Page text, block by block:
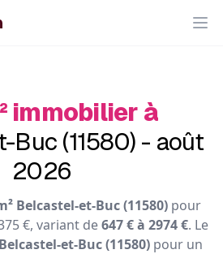
immobilier à
Buc (11580) - août
2026
Belcastel-et-Buc (11580) pour
€, variant de647 € à 2974 €. Le
et-Buc (11580)pour un